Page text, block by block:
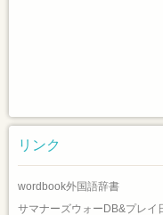
リンク
wordbook外国語辞書
サマナーズウォーDB&プレイ